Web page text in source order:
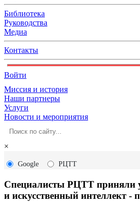
Библиотека
Руководства
Медиа
Контакты
Войти
Миссия и история
Наши партнеры
Услуги
Новости и мероприятия
×
Google РЦТТ
Специалисты РЦТТ приняли
и искусственный интеллект -